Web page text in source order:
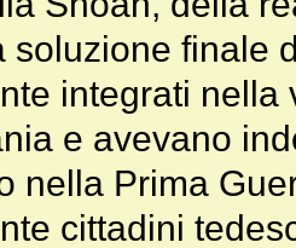
soluzione finale
integrati
e avevano
nella Prima
cittadini